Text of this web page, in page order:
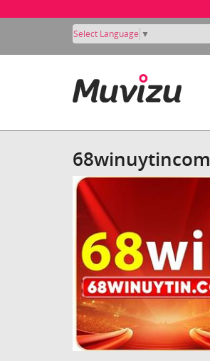
Select Language ▼
68winuytincom